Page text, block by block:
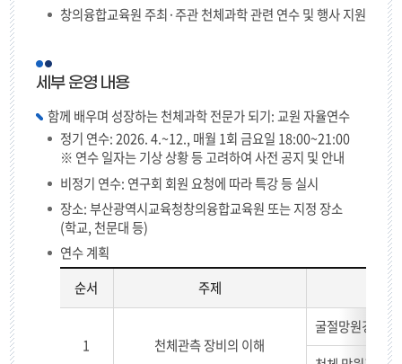
창의융합교육원 주최·주관 천체과학 관련 연수 및 행사 지원
세부 운영 내용
함께 배우며 성장하는 천체과학 전문가 되기: 교원 자율연수
정기 연수: 2026. 4.~12., 매월 1회 금요일 18:00~21:00
※ 연수 일자는 기상 상황 등 고려하여 사전 공지 및 안내
비정기 연수: 연구회 회원 요청에 따라 특강 등 실시
장소: 부산광역시교육청창의융합교육원 또는 지정 장소
(학교, 천문대 등)
연수 계획
순서 주제
1 천체관측 장비의 이해
굴절망원경과